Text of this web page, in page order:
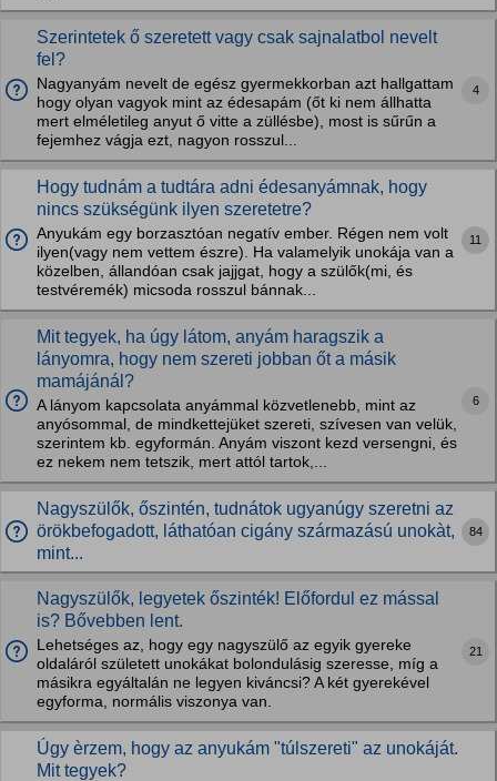
Szerintetek ő szeretett vagy csak sajnalatbol nevelt
fel?
Nagyanyám nevelt de egész gyermekkorban azt hallgattam
hogy olyan vagyok mint az édesapám (őt ki nem állhatta
mert elméletileg anyut ő vitte a züllésbe), most is sűrűn a
fejemhez vágja ezt, nagyon rosszul...
4
Hogy tudnám a tudtára adni édesanyámnak, hogy
nincs szükségünk ilyen szeretetre?
Anyukám egy borzasztóan negatív ember. Régen nem volt
ilyen(vagy nem vettem észre). Ha valamelyik unokája van a
közelben, állandóan csak jajjgat, hogy a szülők(mi, és
testvéremék) micsoda rosszul bánnak...
11
Mit tegyek, ha úgy látom, anyám haragszik a
lányomra, hogy nem szereti jobban őt a másik
mamájánál?
A lányom kapcsolata anyámmal közvetlenebb, mint az
anyósommal, de mindkettejüket szereti, szívesen van velük,
szerintem kb. egyformán. Anyám viszont kezd versengni, és
ez nekem nem tetszik, mert attól tartok,...
6
Nagyszülők, őszintén, tudnátok ugyanúgy szeretni az
örökbefogadott, láthatóan cigány származású unokàt,
mint...
84
Nagyszülők, legyetek őszinték! Előfordul ez mással
is? Bővebben lent.
Lehetséges az, hogy egy nagyszülő az egyik gyereke
oldaláról született unokákat bolondulásig szeresse, míg a
másikra egyáltalán ne legyen kiváncsi? A két gyerekével
egyforma, normális viszonya van.
21
Úgy èrzem, hogy az anyukám "túlszereti" az unokáját.
Mit tegyek?